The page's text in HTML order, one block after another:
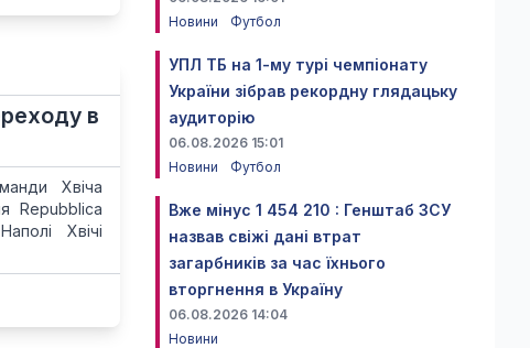
в
Хвіча
Repubblica
Хвічі
Новини
Футбол
УПЛ ТБ на 1-му турі чемпіонату
України зібрав рекордну глядацьку
аудиторію
06.08.2026 15:01
Новини
Футбол
Вже мінус 1 454 210 : Генштаб ЗСУ
назвав свіжі дані втрат
загарбників за час їхнього
вторгнення в Україну
06.08.2026 14:04
Новини